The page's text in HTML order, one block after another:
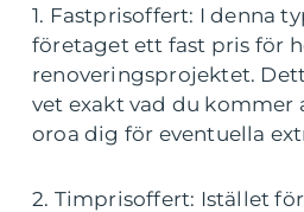
1. Fastprisoffert: I denna
företaget ett fast pris för
renoveringsprojektet.
vet exakt vad du kommer
oroa dig för eventuella
2. Timprisoffert: Istället